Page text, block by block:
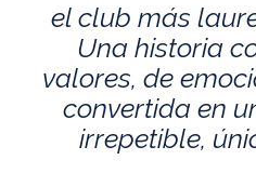
el club más
Una historia
valores, de
convertida en
irrepetible,